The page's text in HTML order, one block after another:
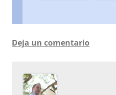
Deja un comentario